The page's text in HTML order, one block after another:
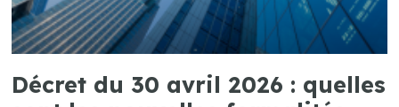
Décret du 30 avril 2026 : quelles